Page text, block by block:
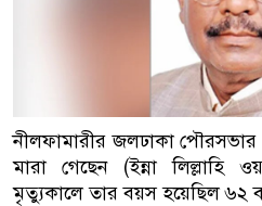
নীলফামারীর জলঢাকা
মারা গেছেন (ইন্না লিল্লাহি
মৃত্যুকালে তার বয়স হয়েছিল ৬২